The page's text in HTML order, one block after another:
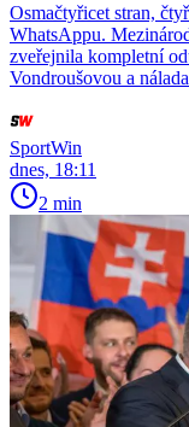
Osmačtyřicet stran,
WhatsAppu.
zveřejnila kompletní
Vondroušovou a
SportWin
dnes, 18:11
2 min